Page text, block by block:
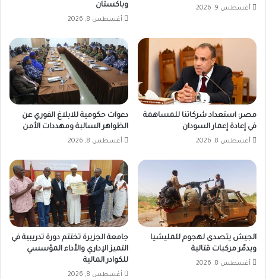
أغسطس 9, 2026
وباكستان
أغسطس 8, 2026
مصر: استعداد شركاتنا للمساهمة
في إعادة إعمار السودان
أغسطس 8, 2026
دعوات حكومية للابلاغ الفوري عن
الظواهر السالبة ومهددات الأمن
أغسطس 8, 2026
الجيش يتصدى لهجوم للمليشيا
ويدمّر مركبات قتالية
أغسطس 8, 2026
جامعة الجزيرة تختتم دورة تدريبية في
التميز الإداري والأداء المؤسسي
للكوادر المالية
أغسطس 8, 2026